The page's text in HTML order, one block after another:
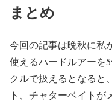
まとめ
今回の記事は晩秋に私
使えるハードルアーを
クルで扱えるとなると
ト、チャターベイト